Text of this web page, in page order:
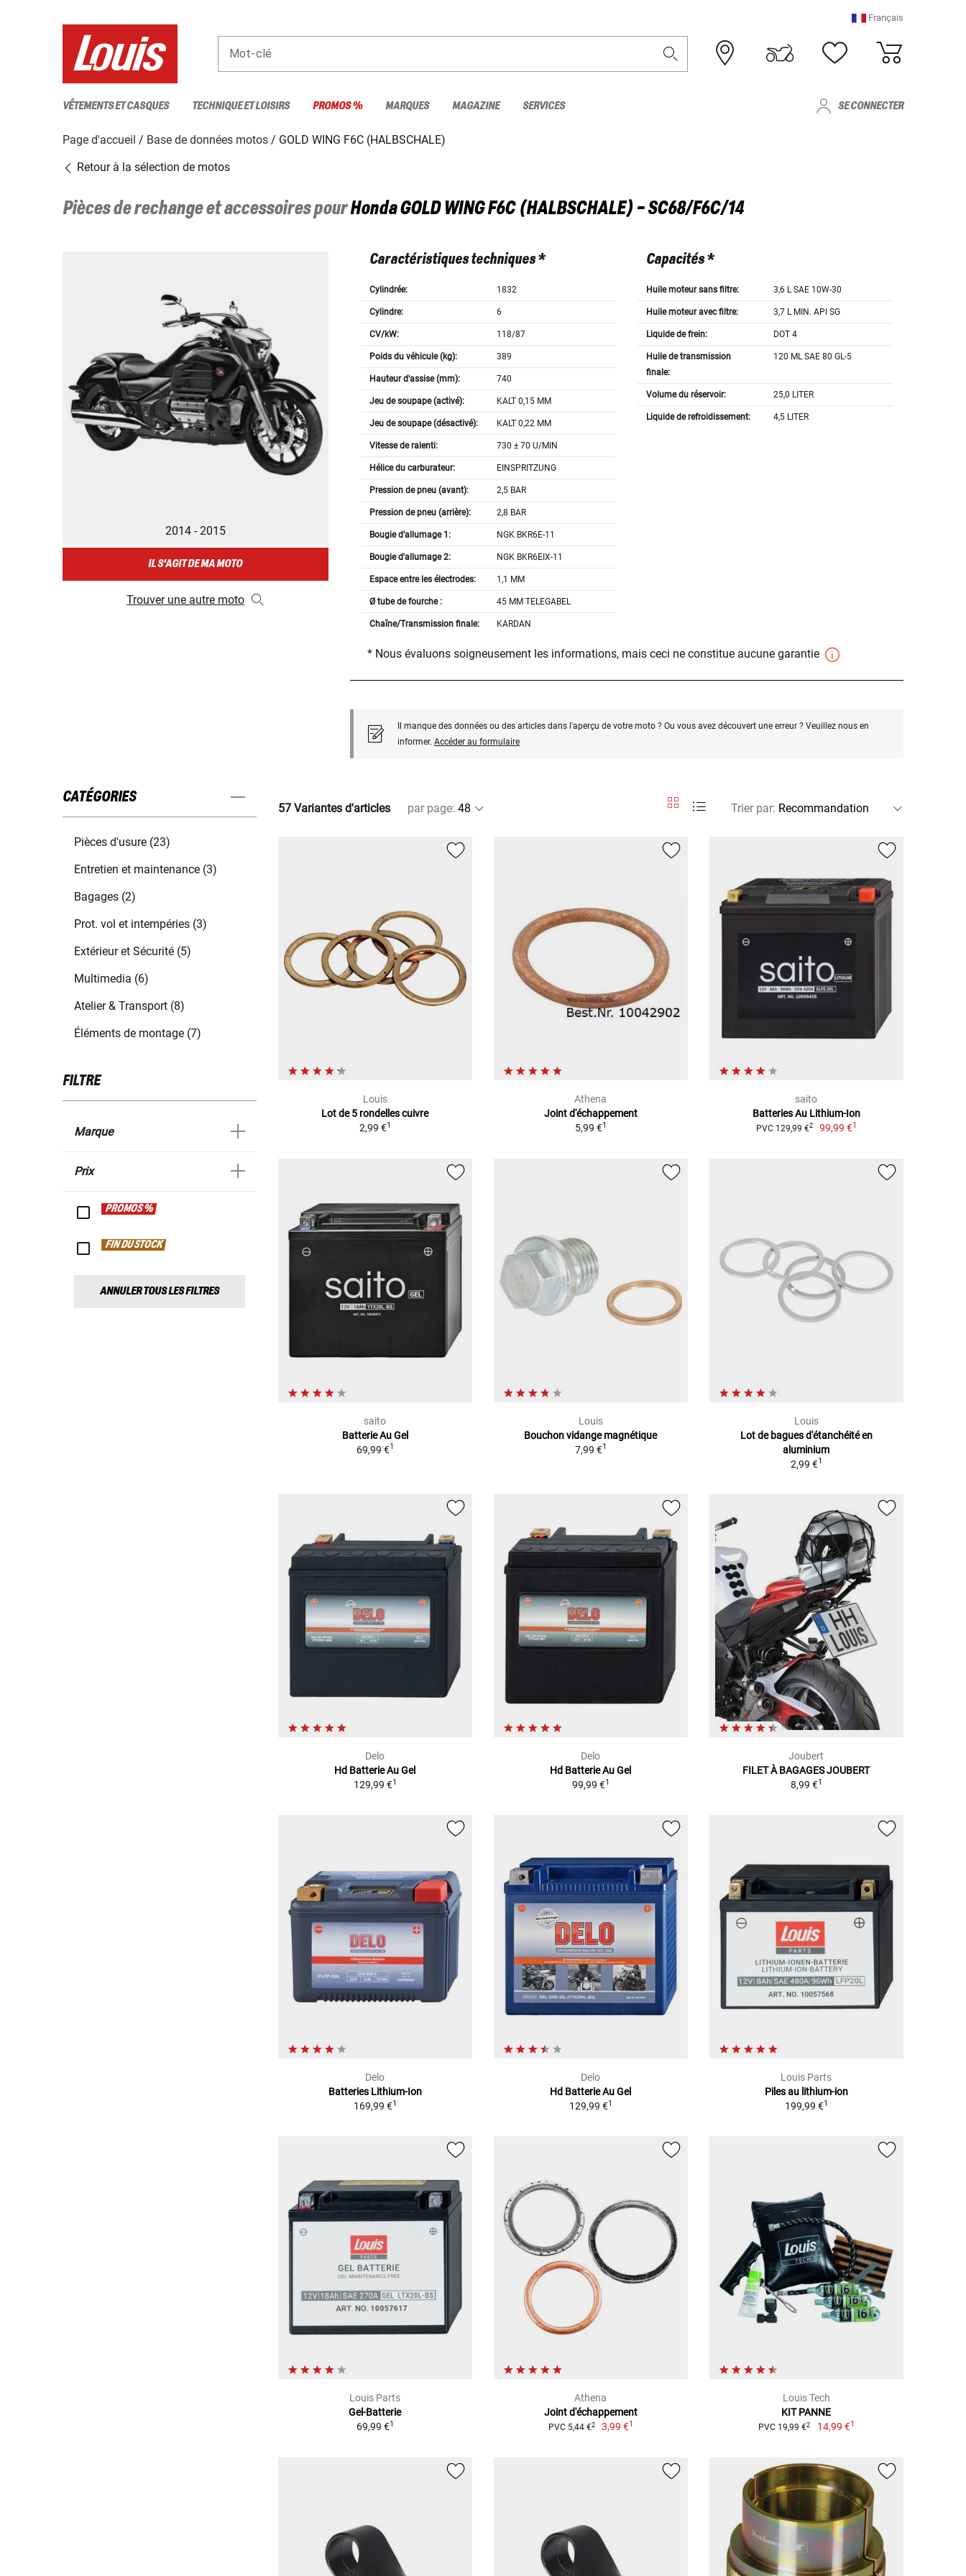
Français
Mot-clé
VÊTEMENTS ET CASQUES TECHNIQUE ET LOISIRS PROMOS % MARQUES MAGAZINE SERVICES SE CONNECTER
Page d'accueil Base de données motos
GOLD WING F6C (HALBSCHALE)
Retour à la sélection de motos
Pièces de rechange et accessoires pourHondaGOLD WING F6C (HALBSCHALE) - SC68/F6C/14
2014 - 2015
IL S'AGIT DE MA MOTO
Trouver une autre moto
Caractéristiques techniques *
Cylindrée: 1832
Cylindre: 6
CV/kW: 118/87
Poids du véhicule (kg): 389
Hauteur d'assise (mm): 740
Jeu de soupape (activé): KALT 0,15 MM
Jeu de soupape (désactivé): KALT 0,22 MM
Vitesse de ralenti: 730 ± 70 U/MIN
Hélice du carburateur: EINSPRITZUNG
Pression de pneu (avant): 2,5 BAR
Pression de pneu (arrière): 2,8 BAR
Bougie d'allumage 1: NGK BKR6E-11
Bougie d'allumage 2: NGK BKR6EIX-11
Espace entre les électrodes: 1,1 MM
Ø tube de fourche : 45 MM TELEGABEL
Chaîne/Transmission finale: KARDAN
Capacités *
Huile moteur sans filtre: 3,6 L SAE 10W-30
Huile moteur avec filtre: 3,7 L MIN. API SG
Liquide de frein: DOT 4
Huile de transmission
finale:
120 ML SAE 80 GL-5
Volume du réservoir: 25,0 LITER
Liquide de refroidissement: 4,5 LITER
* Nous évaluons soigneusement les informations, mais ceci ne constitue aucune garantie
Il manque des données ou des articles dans l'aperçu de votre moto ? Ou vous avez découvert une erreur ? Veuillez nous en
informer. Accéder au formulaire
CATÉGORIES
Pièces d'usure (23)
Entretien et maintenance (3)
Bagages (2)
Prot. vol et intempéries (3)
Extérieur et Sécurité (5)
Multimedia (6)
Atelier & Transport (8)
Éléments de montage (7)
FILTRE
Marque
Prix
PROMOS %
FIN DU STOCK
ANNULER TOUS LES FILTRES
57 Variantes d'articles par page: Trier par:
Louis
Lot de 5 rondelles cuivre
2,99 €1
Athena
Joint d'échappement
5,99 €1
saito
Batteries Au Lithium-Ion
PVC 129,99 €2 99,99 €1
saito
Batterie Au Gel
69,99 €1
Louis
Bouchon vidange magnétique
7,99 €1
Louis
Lot de bagues d'étanchéité en
aluminium
2,99 €1
Delo
Hd Batterie Au Gel
129,99 €1
Delo
Hd Batterie Au Gel
99,99 €1
Joubert
FILET À BAGAGES JOUBERT
8,99 €1
Delo
Batteries Lithium-Ion
169,99 €1
Delo
Hd Batterie Au Gel
129,99 €1
Louis Parts
Piles au lithium-ion
199,99 €1
Louis Parts
Gel-Batterie
69,99 €1
Athena
Joint d'échappement
PVC 5,44 €2 3,99 €1
Louis Tech
KIT PANNE
PVC 19,99 €2 14,99 €1